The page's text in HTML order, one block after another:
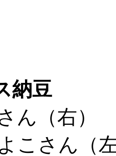
納豆
ん（右）
こさん（